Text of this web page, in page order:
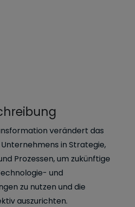
verändert das
in Strategie,
Prozessen, um zukünftige
und
zu nutzen und die
auszurichten.